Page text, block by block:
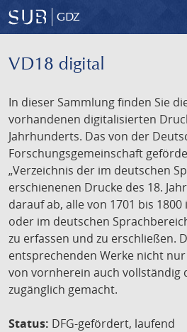
GDZ
VD18 digital
In dieser Sammlung finden Sie
vorhandenen digitalisierten
Jahrhunderts. Das von der
Forschungsgemeinschaft
„Verzeichnis der im deutschen
erschienenen Drucke des 18.
darauf ab, alle von 1701 bis
oder im deutschen
zu erfassen und zu erschließen.
entsprechenden Werke nicht
von vornherein auch vollständig
zugänglich gemacht.
Status: DFG-gefördert, laufend